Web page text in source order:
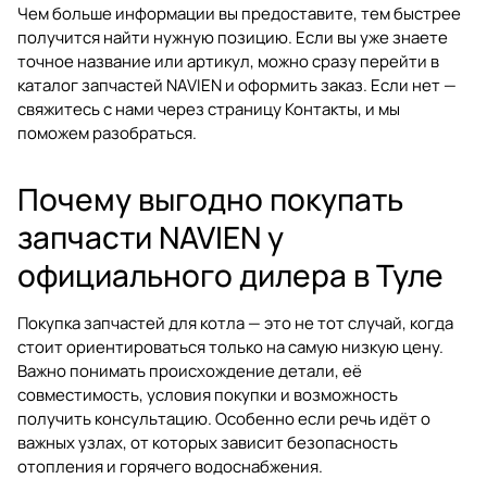
Чем больше информации вы предоставите, тем быстрее
получится найти нужную позицию. Если вы уже знаете
точное название или артикул, можно сразу перейти в
каталог запчастей NAVIENи оформить заказ. Если нет —
свяжитесь с нами через страницуКонтакты, и мы
поможем разобраться.
Почему выгодно покупать
запчасти NAVIEN у
официального дилера в Туле
Покупка запчастей для котла — это не тот случай, когда
стоит ориентироваться только на самую низкую цену.
Важно понимать происхождение детали, её
совместимость, условия покупки и возможность
получить консультацию. Особенно если речь идёт о
важных узлах, от которых зависит безопасность
отопления и горячего водоснабжения.